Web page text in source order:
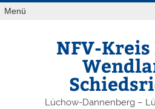
Zum
Inhalt
Menü
NFV-
Lüchow-Dannenberg –